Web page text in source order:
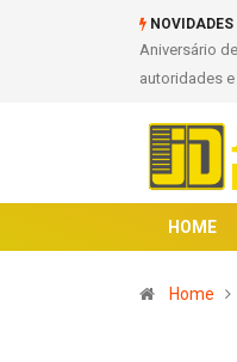
NOVIDADES
Bom Jesus de Pirapora e
HOME
Home